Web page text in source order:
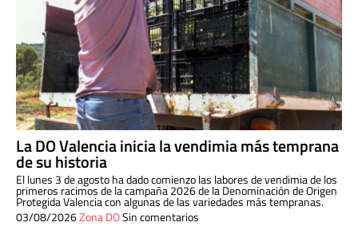
La DO Valencia inicia la vendimia más temprana
de su historia
El lunes 3 de agosto ha dado comienzo las labores de vendimia de los
primeros racimos de la campaña 2026 de la Denominación de Origen
Protegida Valencia con algunas de las variedades más tempranas.
03/08/2026Zona DOSin comentarios